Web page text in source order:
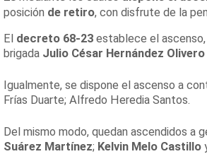
posición de retiro, con disfrute de la
El decreto 68-23 establece el ascenso,
brigada Julio César Hernández Olivero
Igualmente, se dispone el ascenso a
Frías Duarte; Alfredo Heredia Santos.
Del mismo modo, quedan ascendidos a
Suárez Martínez; Kelvin Melo Castillo